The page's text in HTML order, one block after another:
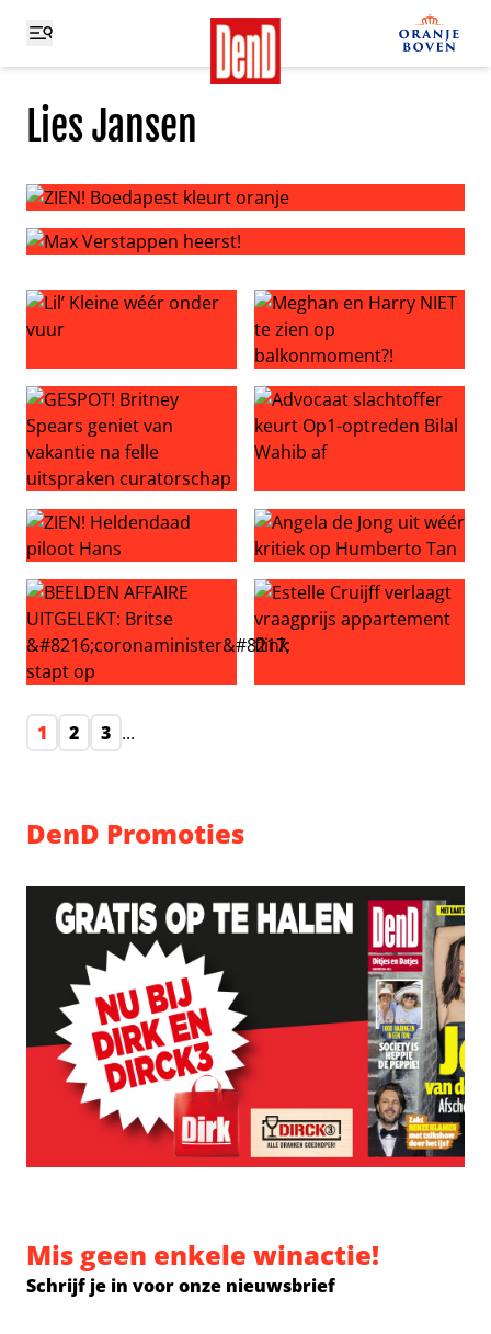
Lies Jansen
ZIEN! Boedapest kleurt oranje
Lil’ Kleine wéér onder vuur Meghan en Harry NIET te
GESPOT! Britney Spears geniet van vakantie na felle
Advocaat slachtoffer keurt
ZIEN! Heldendaad piloot HansAngela de Jong uit wéér
1
2 3 ...
DenD Promoties
Mis geen enkele winactie!
Schrijf je in voor onze nieuwsbrief